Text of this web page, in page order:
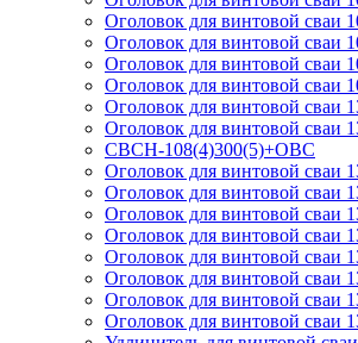
Оголовок для винтовой сваи
Оголовок для винтовой сваи
Оголовок для винтовой сваи
Оголовок для винтовой сваи
Оголовок для винтовой сваи
Оголовок для винтовой сваи
СВСН-108(4)300(5)+ОВС
Оголовок для винтовой сваи
Оголовок для винтовой сваи
Оголовок для винтовой сваи
Оголовок для винтовой сваи
Оголовок для винтовой сваи
Оголовок для винтовой сваи
Оголовок для винтовой сваи
Оголовок для винтовой сваи